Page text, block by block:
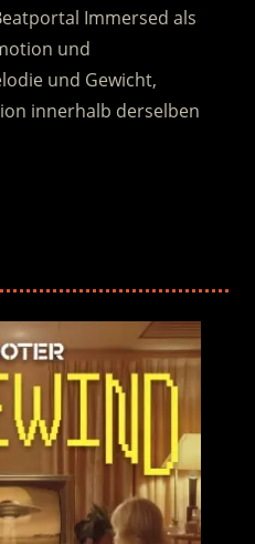
Immersed als
und
und Gewicht,
innerhalb derselben